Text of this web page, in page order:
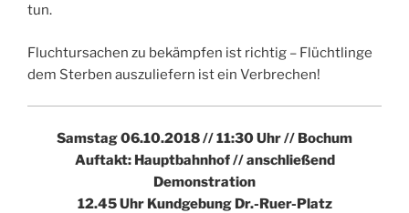
tun.
Fluchtursachen zu bekämpfen ist richtig – Flüchtlinge
dem Sterben auszuliefern ist ein Verbrechen!
Samstag 06.10.2018 // 11:30 Uhr // Bochum
Auftakt: Hauptbahnhof // anschließend
Demonstration
12.45 Uhr Kundgebung Dr.-Ruer-Platz